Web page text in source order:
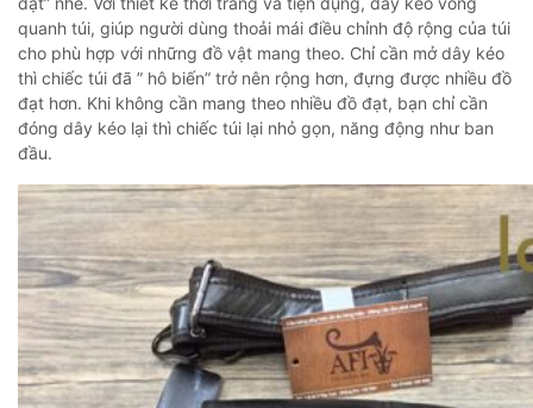
quanh túi, giúp người dùng thoải mái điều chỉnh độ rộng của túi
cho phù hợp với những đồ vật mang theo. Chỉ cần mở dây kéo
thì chiếc túi đã ” hô biến” trở nên rộng hơn, đựng được nhiều đồ
đạt hơn. Khi không cần mang theo nhiều đồ đạt, bạn chỉ cần
đóng dây kéo lại thì chiếc túi lại nhỏ gọn, năng động như ban
đầu.